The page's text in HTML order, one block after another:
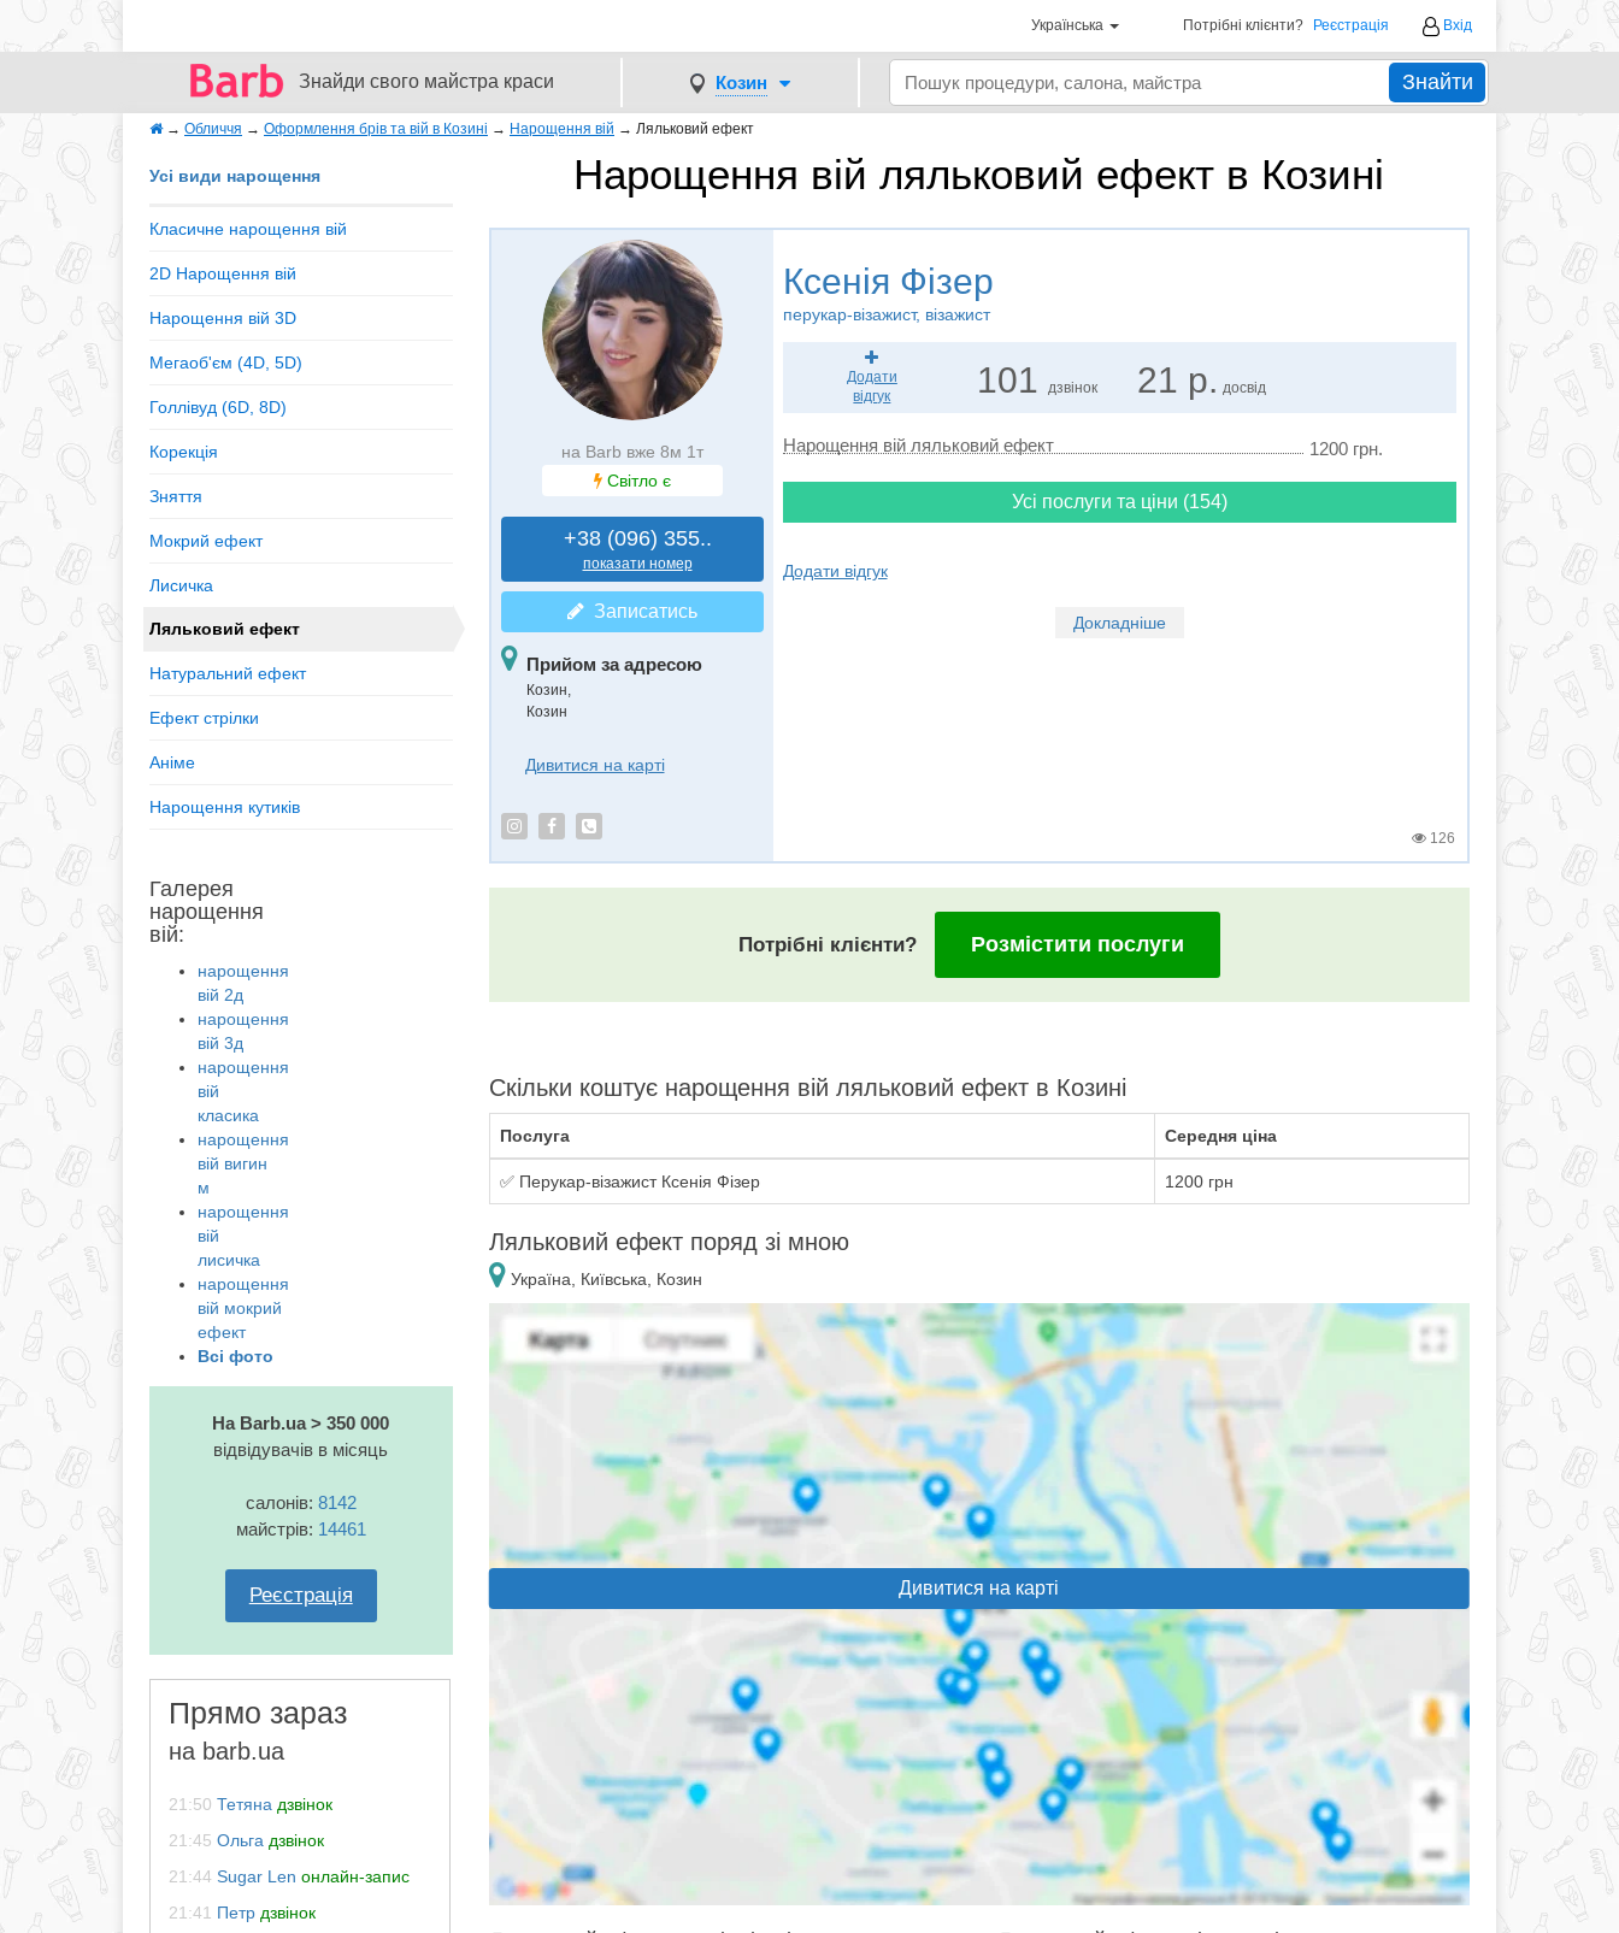
Українська Потрібні клієнти? Реєстрація Вхід
Знайди свого майстра краси Козин Знайти
→ Обличчя → Оформлення брів та вій в Козині → Нарощення вій → Ляльковий ефект
Нарощення вій ляльковий ефект в Козині
Усі види нарощення
Класичне нарощення вій
2D Нарощення вій
Нарощення вій 3D
Мегаоб'єм (4D, 5D)
Голлівуд (6D, 8D)
Корекція
Зняття
Мокрий ефект
Лисичка
Ляльковий ефект
Натуральний ефект
Ефект стрілки
Аніме
Нарощення кутиків
Галерея
нарощення
вій:
нарощення
вій 2д
нарощення
вій 3д
нарощення
вій
класика
нарощення
вій вигин
м
нарощення
вій
лисичка
нарощення
вій мокрий
ефект
Всі фото
На Barb.ua > 350 000
відвідувачів в місяць
салонів: 8142
майстрів: 14461
Реєстрація
Прямо зараз
на barb.ua
21:50 Тетяна дзвінок
21:45 Ольга дзвінок
21:44 Sugar Len онлайн-запис
21:41 Петр дзвінок
на Barb вже 8м 1т
Світло є
+38 (096) 355..
показати номер
Записатись
Прийом за адресою
Козин,
Козин
Дивитися на карті
Ксенія Фізер
перукар-візажист, візажист
Додати
відгук
101 дзвінок 21 р. досвід
Нарощення вій ляльковий ефект 1200 грн.
Усі послуги та ціни (154)
Додати відгук
Докладніше
126
Потрібні клієнти? Розмістити послуги
Скільки коштує нарощення вій ляльковий ефект в Козині
Послуга Середня ціна
✅ Перукар-візажист Ксенія Фізер 1200 грн
Ляльковий ефект поряд зі мною
Україна, Київська, Козин
Дивитися на карті